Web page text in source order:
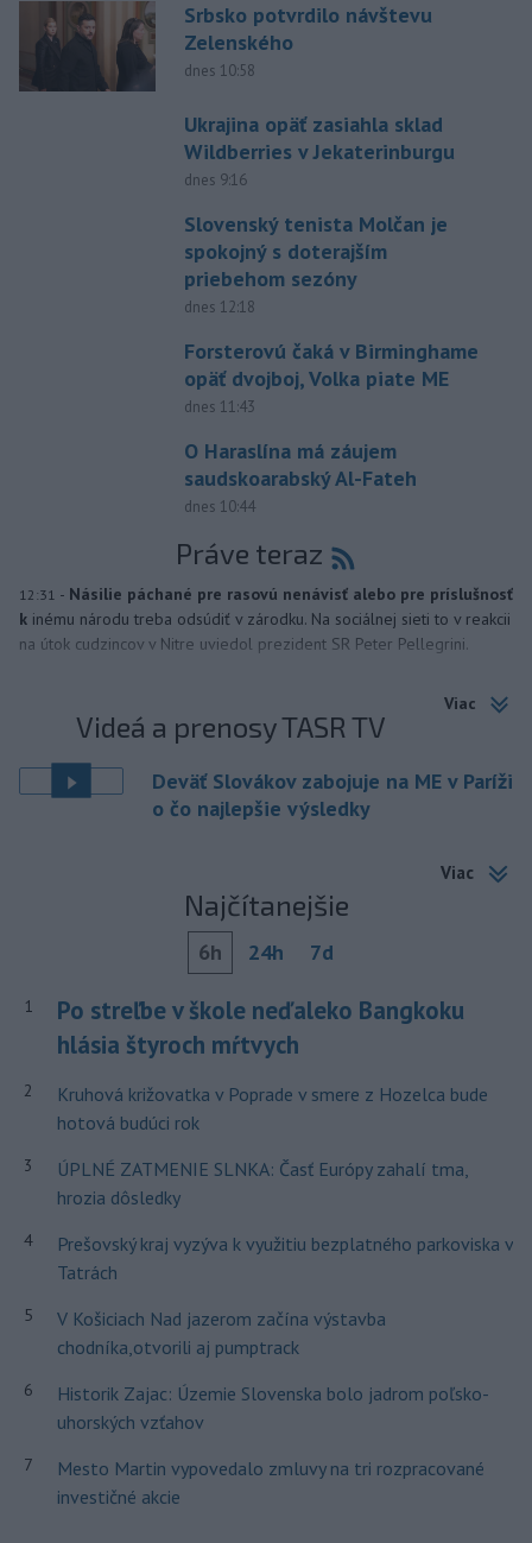
Srbsko potvrdilo návštevu
Zelenského
dnes 10:58
Ukrajina opäť zasiahla sklad
Wildberries v Jekaterinburgu
dnes 9:16
Slovenský tenista Molčan je
spokojný s doterajším
priebehom sezóny
dnes 12:18
Forsterovú čaká v Birminghame
opäť dvojboj, Volka piate ME
dnes 11:43
O Haraslína má záujem
saudskoarabský Al-Fateh
dnes 10:44
Práve teraz
12:31 - Násilie páchané pre rasovú nenávisť alebo pre príslušnosť
k inému národu treba odsúdiť v zárodku. Na sociálnej sieti to v reakcii
na útok cudzincov v Nitre uviedol prezident SR Peter Pellegrini.
Viac
Videá a prenosy TASR TV
Deväť Slovákov zabojuje na ME v Paríži
o čo najlepšie výsledky
Viac
Najčítanejšie
6h 24h 7d
1
Po streľbe v škole neďaleko Bangkoku
hlásia štyroch mŕtvych
2
Kruhová križovatka v Poprade v smere z Hozelca bude
hotová budúci rok
3
ÚPLNÉ ZATMENIE SLNKA: Časť Európy zahalí tma,
hrozia dôsledky
4
Prešovský kraj vyzýva k využitiu bezplatného parkoviska v
Tatrách
5
V Košiciach Nad jazerom začína výstavba
chodníka,otvorili aj pumptrack
6
Historik Zajac: Územie Slovenska bolo jadrom poľsko-
uhorských vzťahov
7
Mesto Martin vypovedalo zmluvy na tri rozpracované
investičné akcie